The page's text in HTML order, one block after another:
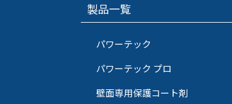
製品一覧
パワーテック
パワーテック プロ
壁面専用保護コート剤